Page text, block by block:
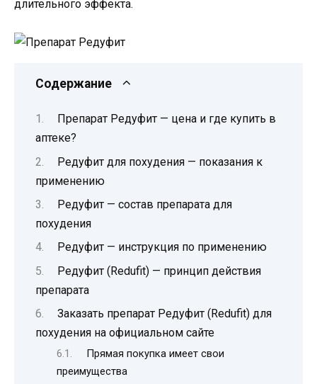
длительного эффекта.
Содержание
Препарат Редуфит — цена и где купить в
аптеке?
Редуфит для похудения — показания к
применению
Редуфит — состав препарата для
похудения
Редуфит — инструкция по применению
Редуфит (Redufit) — принцип действия
препарата
Заказать препарат Редуфит (Redufit) для
похудения на официальном сайте
Прямая покупка имеет свои
преимущества